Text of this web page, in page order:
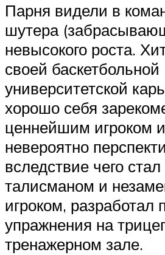
Парня видели в
шутера
невысокого роста.
своей баскетбольной
университетской
хорошо себя
ценнейшим игроком
невероятно
вследствие чего
талисманом и
игроком, разработал
упражнения на
тренажерном зале.